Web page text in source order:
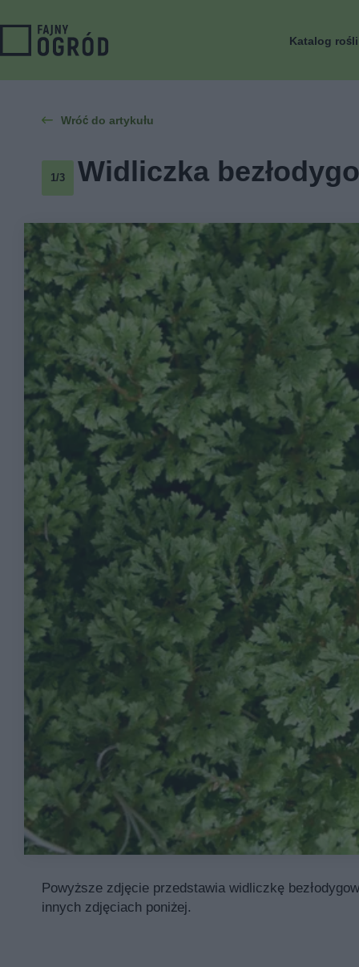
Katalog
Wróć do artykułu
1/3 Widliczka
Powyższe zdjęcie przedstawia widliczkę
innych zdjęciach poniżej.